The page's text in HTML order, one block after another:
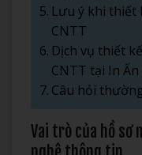
Lưu ý khi thiết
CNTT
Dịch vụ thiết
CNTT tại In
Câu hỏi
Vai trò của hồ sơ